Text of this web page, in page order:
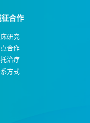
合作
研究
合作
治疗
方式